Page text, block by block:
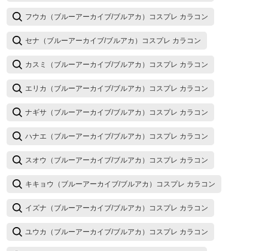
フウカ（ブルーアーカイブ/ブルアカ）コスプレ カラコン
セナ（ブルーアーカイブ/ブルアカ）コスプレ カラコン
カスミ（ブルーアーカイブ/ブルアカ）コスプレ カラコン
エリカ（ブルーアーカイブ/ブルアカ）コスプレ カラコン
ナギサ（ブルーアーカイブ/ブルアカ）コスプレ カラコン
ハナエ（ブルーアーカイブ/ブルアカ）コスプレ カラコン
スオウ（ブルーアーカイブ/ブルアカ）コスプレ カラコン
キキョウ（ブルーアーカイブ/ブルアカ）コスプレ カラコン
イズナ（ブルーアーカイブ/ブルアカ）コスプレ カラコン
ユウカ（ブルーアーカイブ/ブルアカ）コスプレ カラコン